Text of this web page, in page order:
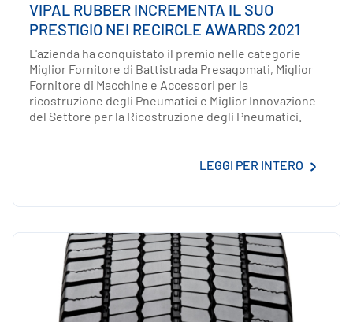
VIPAL RUBBER INCREMENTA IL SUO
PRESTIGIO NEI RECIRCLE AWARDS 2021
L'azienda ha conquistato il premio nelle categorie
Miglior Fornitore di Battistrada Presagomati, Miglior
Fornitore di Macchine e Accessori per la
ricostruzione degli Pneumatici e Miglior Innovazione
del Settore per la Ricostruzione degli Pneumatici.
LEGGI PER INTERO